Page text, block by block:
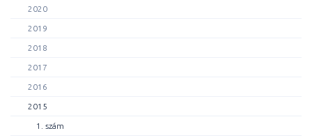
2020
2019
2018
2017
2016
2015
1. szám